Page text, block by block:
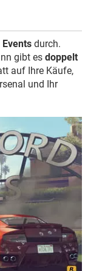
Events durch.
gibt es doppelt
auf Ihre Käufe,
und Ihr